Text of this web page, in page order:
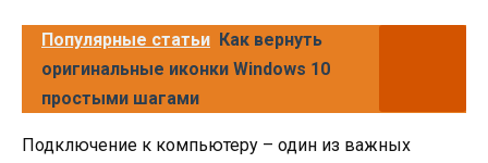
Популярные статьи Как вернуть
оригинальные иконки Windows 10
простыми шагами
Подключение к компьютеру – один из важных